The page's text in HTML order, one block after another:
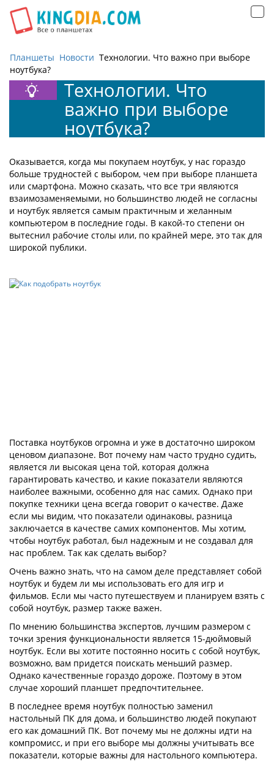
Планшеты Новости Технологии. Что важно при выборе
ноутбука?
Технологии. Что
важно при выборе
ноутбука?
Оказывается, когда мы покупаем ноутбук, у нас гораздо
больше трудностей с выбором, чем при выборе планшета
или смартфона. Можно сказать, что все три являются
взаимозаменяемыми, но большинство людей не согласны
и ноутбук является самым практичным и желанным
компьютером в последние годы. В какой-то степени он
вытеснил рабочие столы или, по крайней мере, это так для
широкой публики.
Поставка ноутбуков огромна и уже в достаточно широком
ценовом диапазоне. Вот почему нам часто трудно судить,
является ли высокая цена той, которая должна
гарантировать качество, и какие показатели являются
наиболее важными, особенно для нас самих. Однако при
покупке техники цена всегда говорит о качестве. Даже
если мы видим, что показатели одинаковы, разница
заключается в качестве самих компонентов. Мы хотим,
чтобы ноутбук работал, был надежным и не создавал для
нас проблем. Так как сделать выбор?
Очень важно знать, что на самом деле представляет собой
ноутбук и будем ли мы использовать его для игр и
фильмов. Если мы часто путешествуем и планируем взять с
собой ноутбук, размер также важен.
По мнению большинства экспертов, лучшим размером с
точки зрения функциональности является 15-дюймовый
ноутбук. Если вы хотите постоянно носить с собой ноутбук,
возможно, вам придется поискать меньший размер.
Однако качественные гораздо дороже. Поэтому в этом
случае хороший планшет предпочтительнее.
В последнее время ноутбук полностью заменил
настольный ПК для дома, и большинство людей покупают
его как домашний ПК. Вот почему мы не должны идти на
компромисс, и при его выборе мы должны учитывать все
показатели, которые важны для настольного компьютера.